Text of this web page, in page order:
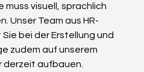
muss visuell, sprachlich
Unser Team aus HR-
bei der Erstellung und
zudem auf unserem
derzeit aufbauen.